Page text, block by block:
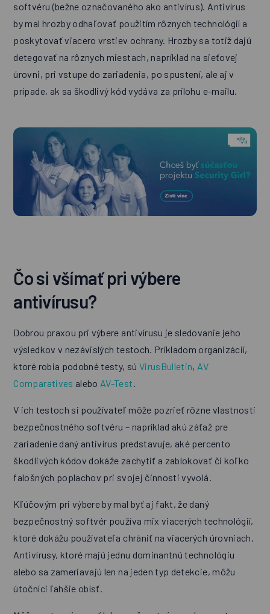
softvéru (bežne označovaného ako antivírus). Antivírus
by mal hrozby odhaľovať použitím rôznych technológií a
poskytovať viacero vrstiev ochrany. Hrozby sa totiž dajú
detegovať na rôznych miestach, napríklad na sieťovej
úrovni, pri vstupe do zariadenia, po spustení, ale aj v
prípade, ak sa škodlivý kód vydáva za prílohu e-mailu.
Čo si všímať pri výbere
antivírusu?
Dobrou praxou pri výbere antivírusu je sledovanie jeho
výsledkov v nezávislých testoch. Príkladom organizácií,
ktoré robia podobné testy, sú VirusBulletin, AV
Comparatives alebo AV-Test
V ich testoch si používateľ môže pozrieť rôzne vlastnosti
bezpečnostného softvéru – napríklad akú záťaž pre
zariadenie daný antivírus predstavuje, aké percento
škodlivých kódov dokáže zachytiť a zablokovať či koľko
falošných poplachov pri svojej činnosti vyvolá.
Kľúčovým pri výbere by mal byť aj fakt, že daný
bezpečnostný softvér používa mix viacerých technológií,
ktoré dokážu používateľa chrániť na viacerých úrovniach.
Antivírusy, ktoré majú jednu dominantnú technológiu
alebo sa zameriavajú len na jeden typ detekcie, môžu
útočníci ľahšie obísť.